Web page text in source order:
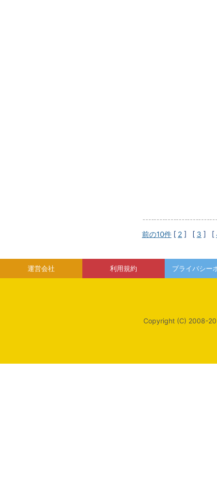
前の10件 [ 2 ] [ 3 ] [
運営会社 利用規約 プライバシー
Copyright (C) 2008-